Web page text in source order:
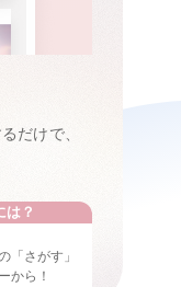
だけで、
は？
「さがす」
から！